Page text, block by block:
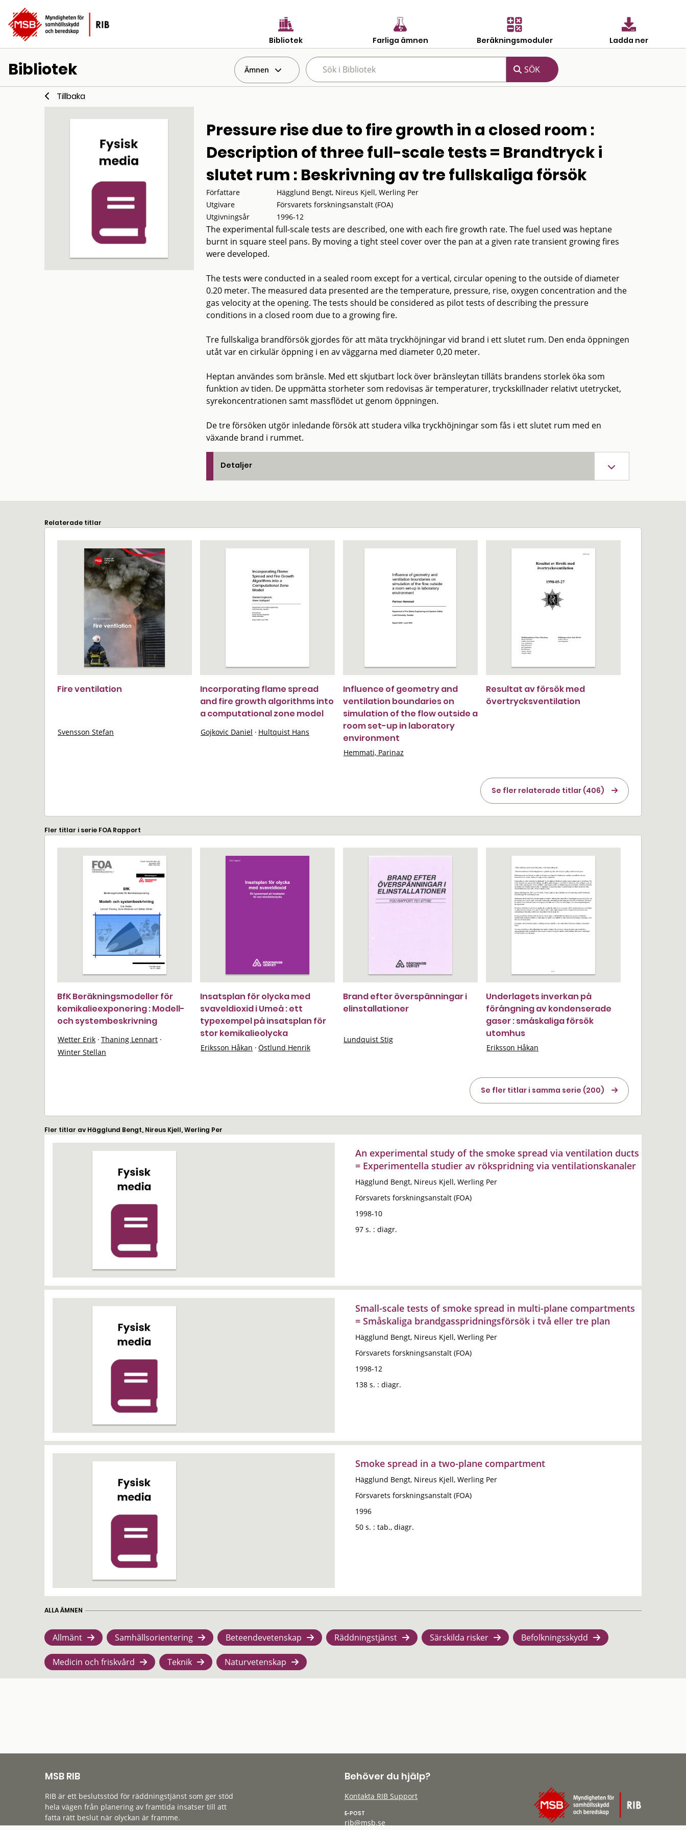
Bibliotek Farliga ämnen Beräkningsmoduler Ladda ner
Bibliotek Ämnen
Tillbaka
Pressure rise due to fire growth in a closed room :
Description of three full-scale tests = Brandtryck i
slutet rum : Beskrivning av tre fullskaliga försök
Författare
Hägglund Bengt, Nireus Kjell, Werling Per
Utgivare
Försvarets forskningsanstalt (FOA)
Utgivningsår
1996-12
The experimental full-scale tests are described, one with each fire growth rate. The fuel used was heptane
burnt in square steel pans. By moving a tight steel cover over the pan at a given rate transient growing fires
were developed.
The tests were conducted in a sealed room except for a vertical, circular opening to the outside of diameter
0.20 meter. The measured data presented are the temperature, pressure, rise, oxygen concentration and the
gas velocity at the opening. The tests should be considered as pilot tests of describing the pressure
conditions in a closed room due to a growing fire.
Tre fullskaliga brandförsök gjordes för att mäta tryckhöjningar vid brand i ett slutet rum. Den enda öppningen
utåt var en cirkulär öppning i en av väggarna med diameter 0,20 meter.
Heptan användes som bränsle. Med ett skjutbart lock över bränsleytan tilläts brandens storlek öka som
funktion av tiden. De uppmätta storheter som redovisas är temperaturer, tryckskillnader relativt utetrycket,
syrekoncentrationen samt massflödet ut genom öppningen.
De tre försöken utgör inledande försök att studera vilka tryckhöjningar som fås i ett slutet rum med en
växande brand i rummet.
Detaljer
Relaterade titlar
Fire ventilation
Svensson Stefan
Incorporating flame spread
and fire growth algorithms into
a computational zone model
Gojkovic Daniel · Hultquist Hans
Influence of geometry and
ventilation boundaries on
simulation of the flow outside a
room set-up in laboratory
environment
Hemmati, Parinaz
Resultat av försök med
övertrycksventilation
Se fler relaterade titlar (406)
Fler titlar i serie FOA Rapport
BfK Beräkningsmodeller för
kemikalieexponering : Modell-
och systembeskrivning
Wetter Erik · Thaning Lennart ·
Winter Stellan
Insatsplan för olycka med
svaveldioxid i Umeå : ett
typexempel på insatsplan för
stor kemikalieolycka
Eriksson Håkan · Östlund Henrik
Brand efter överspänningar i
elinstallationer
Lundquist Stig
Underlagets inverkan på
förångning av kondenserade
gaser : småskaliga försök
utomhus
Eriksson Håkan
Se fler titlar i samma serie (200)
Fler titlar av Hägglund Bengt, Nireus Kjell, Werling Per
An experimental study of the smoke spread via ventilation ducts
= Experimentella studier av rökspridning via ventilationskanaler
Hägglund Bengt, Nireus Kjell, Werling Per
Försvarets forskningsanstalt (FOA)
1998-10
97 s. : diagr.
Small-scale tests of smoke spread in multi-plane compartments
= Småskaliga brandgasspridningsförsök i två eller tre plan
Hägglund Bengt, Nireus Kjell, Werling Per
Försvarets forskningsanstalt (FOA)
1998-12
138 s. : diagr.
Smoke spread in a two-plane compartment
Hägglund Bengt, Nireus Kjell, Werling Per
Försvarets forskningsanstalt (FOA)
1996
50 s. : tab., diagr.
ALLA ÄMNEN
Allmänt Samhällsorientering Beteendevetenskap Räddningstjänst Särskilda risker Befolkningsskydd
Medicin och friskvård Teknik Naturvetenskap
MSB RIB
RIB är ett beslutsstöd för räddningstjänst som ger stöd
hela vägen från planering av framtida insatser till att
fatta rätt beslut när olyckan är framme.
Behöver du hjälp?
Kontakta RIB Support
E-POST
rib@msb.se